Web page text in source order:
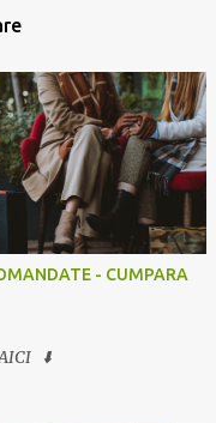
- CUMPARA
AICI ⬇️